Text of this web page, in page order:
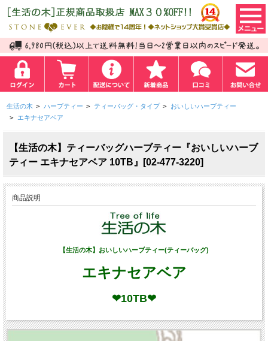
生活の木 > ハーブティー > ティーバッグ・タイプ > おいしいハーブティー
> エキナセアベア
【生活の木】ティーバッグハーブティー『おいしいハーブ
ティー エキナセアベア 10TB』[02-477-3220]
商品説明
【生活の木】おいしいハーブティー(ティーバッグ)
エキナセアベア
❤10TB❤